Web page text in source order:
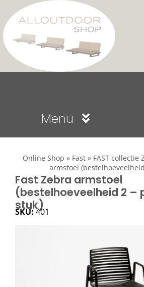
naar
inhoud
Menu
Dining
Lounge
Online Shop » Fast » FAST collectie
armstoel
Fast Zebra armstoel
(bestelhoeveelheid 2 –
stuk)
SKU:401